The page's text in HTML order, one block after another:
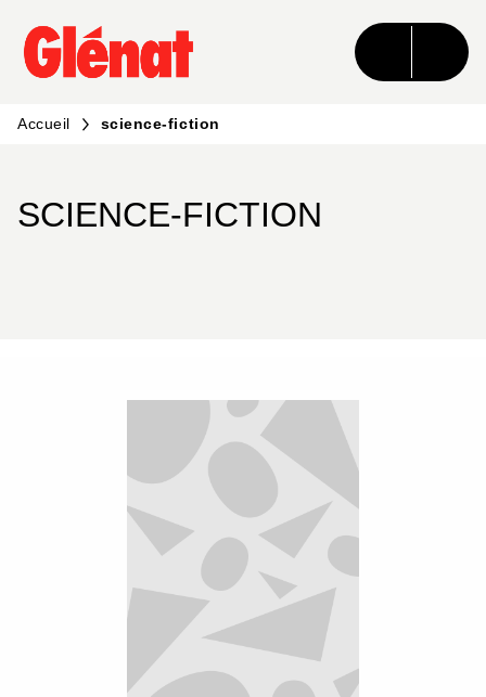
MENU RECHERCHE CONTENU
PIED DE PAGE
Accueil science-fiction
SCIENCE-FICTION